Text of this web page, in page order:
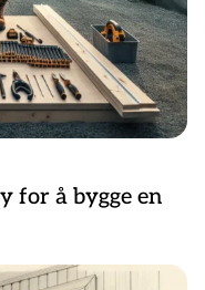
for å bygge en